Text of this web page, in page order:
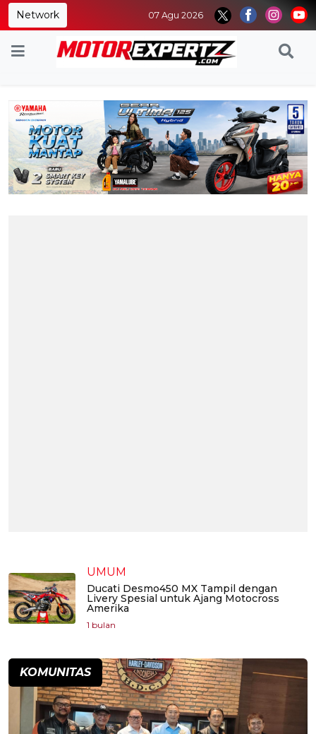
Network 07 Agu 2026
UMUM
Ducati Desmo450 MX Tampil dengan
Livery Spesial untuk Ajang Motocross
Amerika
1 bulan
KOMUNITAS